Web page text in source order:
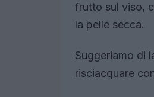
frutto sul viso,
la pelle secca.
Suggeriamo di
risciacquare